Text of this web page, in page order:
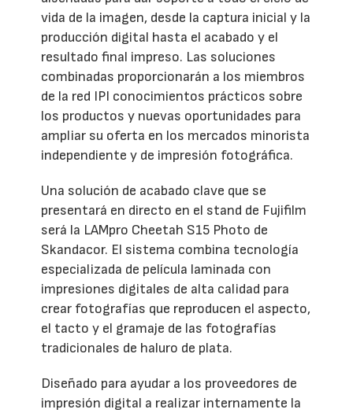
vida de la imagen, desde la captura inicial y la
producción digital hasta el acabado y el
resultado final impreso. Las soluciones
combinadas proporcionarán a los miembros
de la red IPI conocimientos prácticos sobre
los productos y nuevas oportunidades para
ampliar su oferta en los mercados minorista
independiente y de impresión fotográfica.
Una solución de acabado clave que se
presentará en directo en el stand de Fujifilm
será la LAMpro Cheetah S15 Photo de
Skandacor. El sistema combina tecnología
especializada de película laminada con
impresiones digitales de alta calidad para
crear fotografías que reproducen el aspecto,
el tacto y el gramaje de las fotografías
tradicionales de haluro de plata.
Diseñado para ayudar a los proveedores de
impresión digital a realizar internamente la